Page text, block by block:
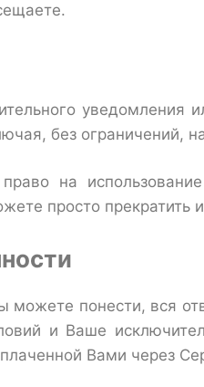
уведомления
без ограничений,
на
просто прекратить
понести, вся
и Ваше
Вами через